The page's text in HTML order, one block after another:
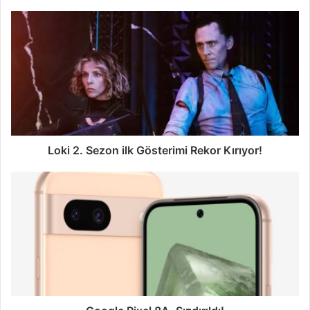
Loki 2. Sezon ilk Gösterimi Rekor Kırıyor!